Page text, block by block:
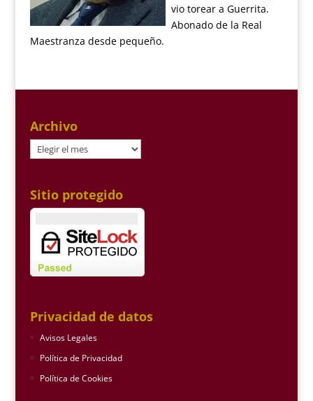
vio torear a Guerrita.
Abonado de la Real
Maestranza desde pequeño.
Archivo
Archivo
Sitio protegido
Privacidad de datos
Avisos Legales
Política de Privacidad
Política de Cookies